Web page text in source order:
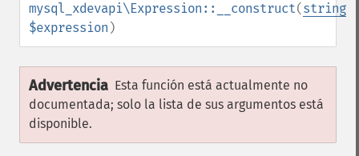
mysql_xdevapi\Expression::__construct(string
$expression )
Advertencia Esta función está actualmente no
documentada; solo la lista de sus argumentos está
disponible.